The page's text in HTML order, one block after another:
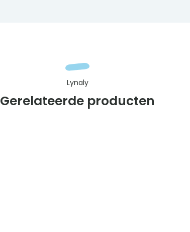
Gerelateerde producten
Lynaly